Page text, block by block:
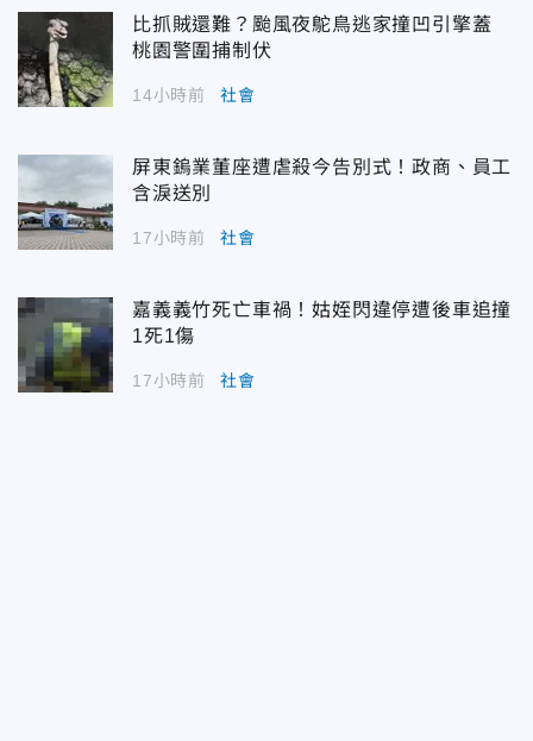
比抓賊還難？颱風夜鴕鳥逃家撞凹引擎蓋
桃園警圍捕制伏
14小時前 社會
屏東鎢業董座遭虐殺今告別式！政商、員工
含淚送別
17小時前 社會
嘉義義竹死亡車禍！姑姪閃違停遭後車追撞
1死1傷
17小時前 社會